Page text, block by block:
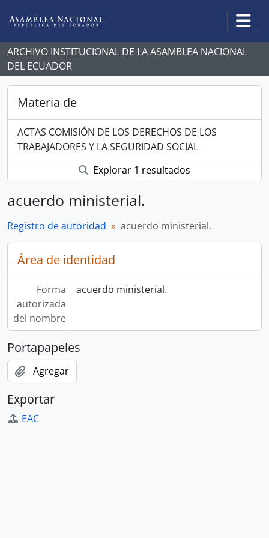
ARCHIVO INSTITUCIONAL DE LA ASAMBLEA NACIONAL
DEL ECUADOR
Materia de
ACTAS COMISIÓN DE LOS DERECHOS DE LOS
TRABAJADORES Y LA SEGURIDAD SOCIAL
Explorar 1 resultados
acuerdo ministerial.
Registro de autoridad acuerdo ministerial.
Área de identidad
Forma
autorizada
del nombre
acuerdo ministerial.
Portapapeles
Agregar
Exportar
EAC